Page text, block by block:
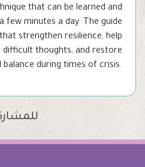
that can be learned and
few minutes a day. The guide
strengthen resilience, help
difficult thoughts, and restore
balance during times of crisis.